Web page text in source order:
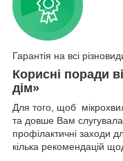
Гарантія на всі
Корисні поради
дім»
Для того, щоб
та довше Вам
профілактичні заходи
кілька рекомендацій